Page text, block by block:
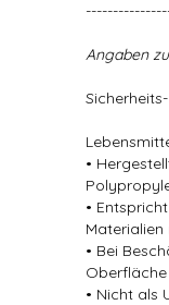
Angaben
•
•
• Bei
• Nicht als